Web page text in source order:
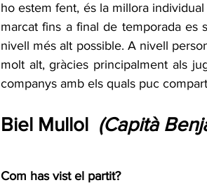
ho estem fent, és la millora
marcat fins a final de temporada es
nivell més alt possible. A nivell
molt alt, gràcies principalment als
companys amb els quals puc
Biel Mullol (Capità
Com has vist el partit?